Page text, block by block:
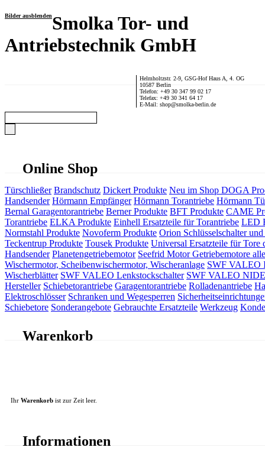
Bilder ausblendenSmolka Tor- und
Antriebstechnik GmbH
Helmholtzstr. 2-9, GSG-Hof Haus A, 4. OG
10587 Berlin
Telefon: +49 30 347 99 02 17
Telefax: +49 30 341 64 17
E-Mail: shop@smolka-berlin.de
Online Shop
Türschließer Brandschutz Dickert Produkte Neu im Shop DOGA
Handsender Hörmann Empfänger Hörmann Torantriebe Hörmann
Bernal Garagentorantriebe Berner Produkte BFT Produkte CAME
Torantriebe ELKA Produkte Einhell Ersatzteile für Torantriebe LED
Normstahl Produkte Novoferm Produkte Orion Schlüsselschalter und
Teckentrup Produkte Tousek Produkte Universal Ersatzteile für Tore
Handsender Planetengetriebemotor Seefrid Motor Getriebemotore
Wischermotor, Scheibenwischermotor, Wischeranlage SWF VALEO
Wischerblätter SWF VALEO Lenkstockschalter SWF VALEO
Hersteller Schiebetorantriebe Garagentorantriebe Rolladenantriebe
Elektroschlösser Schranken und Wegesperren
Schiebetore Sonderangebote Gebrauchte Ersatzteile Werkzeug
Warenkorb
Ihr Warenkorb ist zur Zeit leer.
Informationen